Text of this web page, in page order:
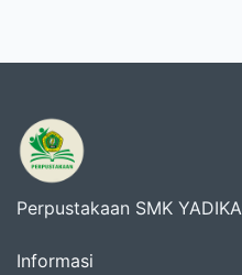
Perpustakaan SMK
Informasi